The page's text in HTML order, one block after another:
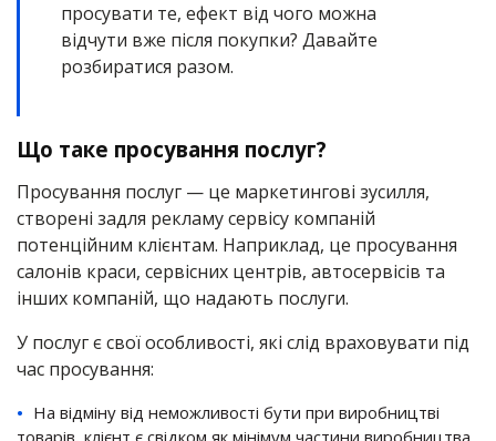
просувати те, ефект від чого можна
відчути вже після покупки? Давайте
розбиратися разом.
Що таке просування послуг?
Просування послуг — це маркетингові зусилля,
створені задля рекламу сервісу компаній
потенційним клієнтам. Наприклад, це просування
салонів краси, сервісних центрів, автосервісів та
інших компаній, що надають послуги.
У послуг є свої особливості, які слід враховувати під
час просування:
На відміну від неможливості бути при виробництві
товарів, клієнт є свідком як мінімум частини виробництва